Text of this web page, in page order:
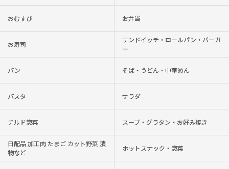
おむすび お弁当
お寿司
サンドイッチ・ロールパン・バーガ
ー
パン そば・うどん・中華めん
パスタ サラダ
チルド惣菜 スープ・グラタン・お好み焼き
日配品 加工肉 たまご カット野菜 漬
物など
ホットスナック・惣菜